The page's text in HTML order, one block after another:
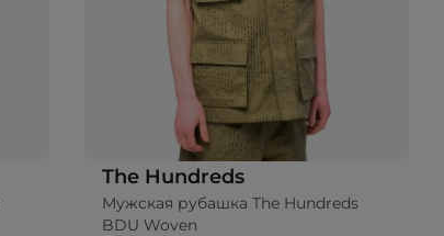
The Hundreds
Мужская рубашка The Hundreds
BDU Woven